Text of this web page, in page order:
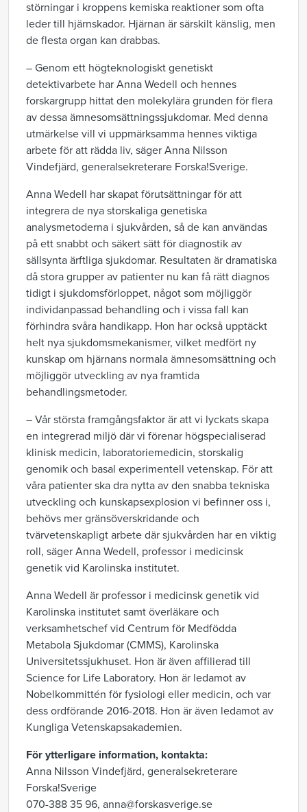
störningar i kroppens kemiska reaktioner som ofta
leder till hjärnskador. Hjärnan är särskilt känslig, men
de flesta organ kan drabbas.
– Genom ett högteknologiskt genetiskt
detektivarbete har Anna Wedell och hennes
forskargrupp hittat den molekylära grunden för flera
av dessa ämnesomsättningssjukdomar. Med denna
utmärkelse vill vi uppmärksamma hennes viktiga
arbete för att rädda liv, säger Anna Nilsson
Vindefjärd, generalsekreterare Forska!Sverige.
Anna Wedell har skapat förutsättningar för att
integrera de nya storskaliga genetiska
analysmetoderna i sjukvården, så de kan användas
på ett snabbt och säkert sätt för diagnostik av
sällsynta ärftliga sjukdomar. Resultaten är dramatiska
då stora grupper av patienter nu kan få rätt diagnos
tidigt i sjukdomsförloppet, något som möjliggör
individanpassad behandling och i vissa fall kan
förhindra svåra handikapp. Hon har också upptäckt
helt nya sjukdomsmekanismer, vilket medfört ny
kunskap om hjärnans normala ämnesomsättning och
möjliggör utveckling av nya framtida
behandlingsmetoder.
– Vår största framgångsfaktor är att vi lyckats skapa
en integrerad miljö där vi förenar högspecialiserad
klinisk medicin, laboratoriemedicin, storskalig
genomik och basal experimentell vetenskap. För att
våra patienter ska dra nytta av den snabba tekniska
utveckling och kunskapsexplosion vi befinner oss i,
behövs mer gränsöverskridande och
tvärvetenskapligt arbete där sjukvården har en viktig
roll, säger Anna Wedell, professor i medicinsk
genetik vid Karolinska institutet.
Anna Wedell är professor i medicinsk genetik vid
Karolinska institutet samt överläkare och
verksamhetschef vid Centrum för Medfödda
Metabola Sjukdomar (CMMS), Karolinska
Universitetssjukhuset. Hon är även affilierad till
Science for Life Laboratory. Hon är ledamot av
Nobelkommittén för fysiologi eller medicin, och var
dess ordförande 2016-2018. Hon är även ledamot av
Kungliga Vetenskapsakademien.
För ytterligare information, kontakta:
Anna Nilsson Vindefjärd, generalsekreterare
Forska!Sverige
070-388 35 96, anna@forskasverige.se